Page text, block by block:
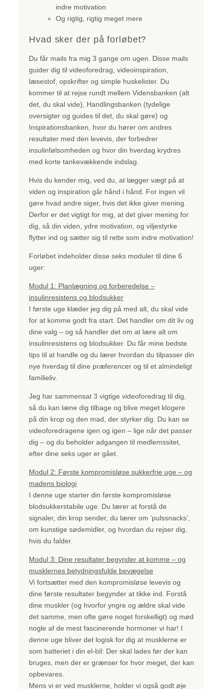
indre motivation
Og rigtig, rigtig meget mere
Hvad sker der på forløbet?
Du får mails fra mig 3 gange om ugen. Disse mails
guider dig til videoforedrag, videoinspiration,
læsestof, opskrifter og simple huskelister. Du
kommer til at rejse rundt mellem Vidensbanken (alt
det, du skal vide), Handlingsbanken (tydelige
oversigter og guides til det, du skal gøre) og
Inspirationsbanken, hvor du hører om andres
resultater med den levevis, der forbedrer
insulinfølsomheden og hvor din hverdag krydres
med korte tankevækkende indslag.
Hvis du kender mig, ved du, at lægger vægt på at
viden og inspiration går hånd i hånd. For ingen vil
gøre hvad andre siger, hvis det ikke giver mening.
Derfor er det vigtigt for mig, at det giver mening for
dig, så din viden, ydre motivation, og viljestyrke
flytter ind og sætter sig til rette som indre motivation!
Forløbet indeholder disse seks moduler til dine 6
uger:
Modul 1: Planlægning og forberedelse –
insulinresistens og blodsukker
I første uge klæder jeg dig på med alt, du skal vide
for at komme godt fra start. Det handler om dit liv og
dine valg – og så handler det om at lære alt om
insulinresistens og blodsukker. Du får mine bedste
tips til at handle og du lærer hvordan du tilpasser din
nye hverdag til dine præferencer og til et almindeligt
familieliv.
Jeg har sammensat 3 vigtige videoforedrag til dig,
så du kan læne dig tilbage og blive meget klogere
på din krop og den mad, der styrker dig. Du kan se
videoforedragene igen og igen – lige når det passer
dig – og du beholder adgangen til medlemssitet,
efter dine seks uger er gået.
Modul 2: Første kompromisløse sukkerfrie uge – og
madens biologi
I denne uge starter din første kompromisløse
blodsukkerstabile uge. Du lærer at forstå de
signaler, din krop sender, du lærer om ’pulssnacks’,
om kunstige sødemidler, og hvordan du rejser dig,
hvis du falder.
Modul 3: Dine resultater begynder at komme – og
musklernes betydningsfulde bevægelse
Vi fortsætter med den kompromisløse levevis og
dine første resultater begynder at tikke ind. Forstå
dine muskler (og hvorfor yngre og ældre skal vide
det samme, men ofte gøre noget forskelligt) og mød
nogle af de mest fascinerende hormoner vi har! I
denne uge bliver det logisk for dig at musklerne er
som batteriet i din el-bil: Der skal lades før der kan
bruges, men der er grænser for hvor meget, der kan
opbevares.
Mens vi er ved musklerne, holder vi også godt øje